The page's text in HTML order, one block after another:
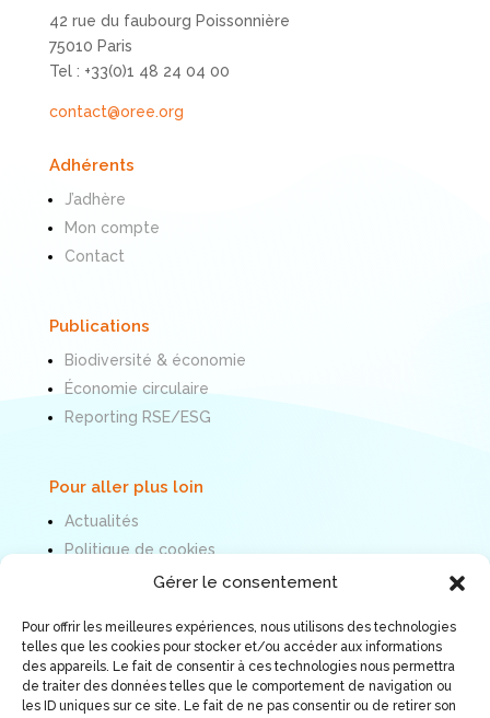
Gérer le consentement
Pour offrir les meilleures expériences, nous utilisons des technologies
telles que les cookies pour stocker et/ou accéder aux informations
des appareils. Le fait de consentir à ces technologies nous permettra
de traiter des données telles que le comportement de navigation ou
les ID uniques sur ce site. Le fait de ne pas consentir ou de retirer son
42 rue du faubourg Poissonnière
75010 Paris
Tel : +33(0)1 48 24 04 00
contact@oree.org
Adhérents
J’adhère
Mon compte
Contact
Publications
Biodiversité & économie
Économie circulaire
Reporting RSE/ESG
Pour aller plus loin
Actualités
Politique de cookies
Mentions légales
Nous suivre